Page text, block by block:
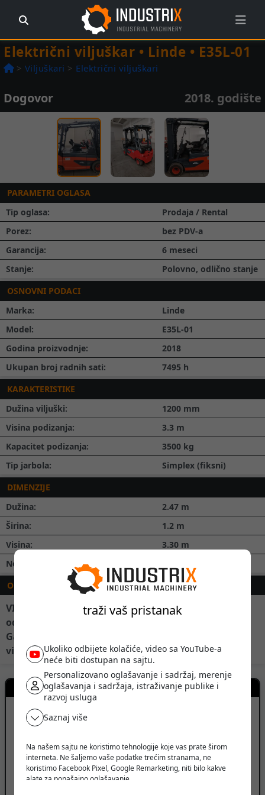
traži vaš pristanak
Ukoliko odbijete kolačiće, video sa YouTube-a
neće biti dostupan na sajtu.
Personalizovano oglašavanje i sadržaj, merenje
oglašavanja i sadržaja, istraživanje publike i
razvoj usluga
Saznaj više
Na našem sajtu ne koristimo tehnologije koje vas prate širom
interneta. Ne šaljemo vaše podatke trećim stranama, ne
koristimo Facebook Pixel, Google Remarketing, niti bilo kakve
alate za ponašajno oglašavanje.
Električni viljuškar • Linde • E35L-01
> Viljuškari > Električni viljuškari
Dogovor 2018. godište
Prethodna
PARAMETRI OGLASA
Tip oglasa:
Prodaja / Rental
Porez:
bez PDV-a
Garancija:
6 meseci
Stanje:
Polovno, odlično stanje
OSNOVNI PODACI
Marka:
Linde
Model:
E35L-01
Godina proizvodnje:
2018
Ukupan broj radnih sati:
7495 h
KARAKTERISTIKE
Dužina viljuški:
1200 mm
Visina podizanja:
3.3 m
Kapacitet podizanja:
3500 kg
Tip jarbola:
Simplex (fiksni)
DIMENZIJE
Dužina:
2.47 m
Širina:
1.2 m
Visina:
3.30 m
Neto težina:
OPIS
VIiljuškar se prodaje remontovan i ofarban u
odličnom stanju.
Garancija 6 meseci
viljuškar se isporučuje na lokaciju kupca
Kontakt prodavca
BROWELL DOO
Bačka Palanka, Srbija
PRIKAŽI BROJ TELEFONA